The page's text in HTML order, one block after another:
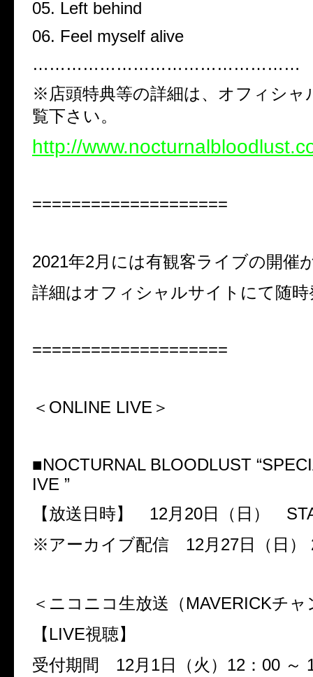
05. Left behind
06. Feel myself alive
…………………………………………
※店頭特典等の詳細は、オフィシャ
覧下さい。
http://
====================
2021年2月には有観客ライブの開催
詳細はオフィシャルサイトにて随時
====================
＜ONLINE LIVE＞
■NOCTURNAL BLOODLUST
IVE ”
【放送日時】 12月 20日（日）
※アーカイブ配信 12月 27日（日）
＜ニコニコ生放送（MAVERICKチャ
【 LIVE視聴】
受付期間 12月 1日（火） 12 ： 00 ～